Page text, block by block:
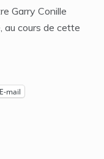
Garry Conille
au cours de cette
E-mail